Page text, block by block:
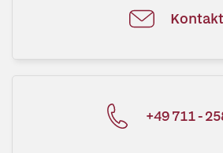
Kontakt
+49 711 -